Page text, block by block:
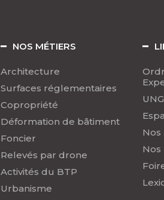
NOS MÉTIERS
Architecture
Surfaces réglementaires
Copropriété
Déformation de bâtiment
Foncier
Relevés par drone
Activités du BTP
Urbanisme
Nos
Nos